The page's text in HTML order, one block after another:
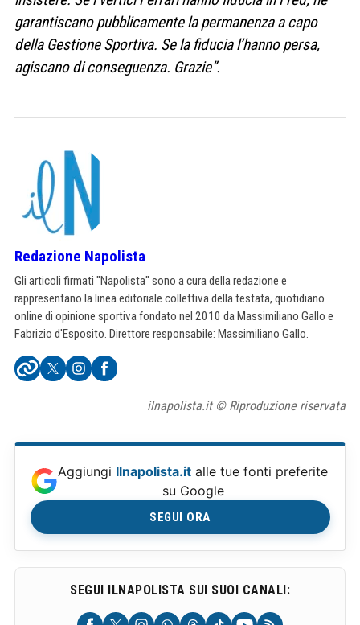
garantiscano pubblicamente la permanenza a capo
della Gestione Sportiva. Se la fiducia l’hanno persa,
agiscano di conseguenza. Grazie”.
Redazione Napolista
Gli articoli firmati "Napolista" sono a cura della redazione e
rappresentano la linea editoriale collettiva della testata, quotidiano
online di opinione sportiva fondato nel 2010 da Massimiliano Gallo e
Fabrizio d'Esposito. Direttore responsabile: Massimiliano Gallo.
ilnapolista.it © Riproduzione riservata
Aggiungi Ilnapolista.it alle tue fonti preferite
su Google
SEGUI ORA
SEGUI ILNAPOLISTA SUI SUOI CANALI: